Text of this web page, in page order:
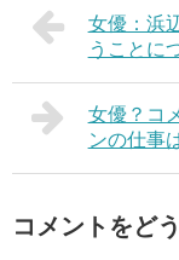
女優：浜
うことに
女優？コ
ンの仕事
コメントをど